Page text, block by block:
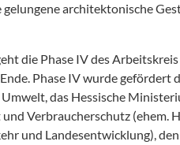
architektonische
die Phase IV des Arbeitskreis
Phase IV wurde gefördert
das Hessische
Verbraucherschutz (ehem.
und Landesentwicklung),